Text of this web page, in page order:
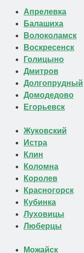
Апрелевка
Балашиха
Волоколамск
Воскресенск
Голицыно
Дмитров
Долгопрудный
Домодедово
Егорьевск
Жуковский
Истра
Клин
Коломна
Королев
Красногорск
Кубинка
Луховицы
Люберцы
Можайск